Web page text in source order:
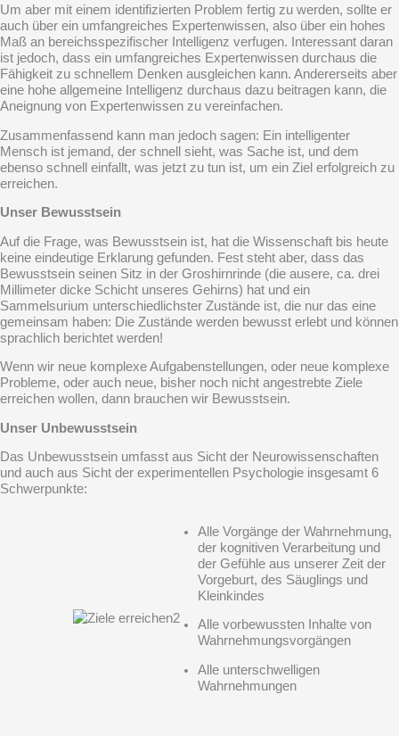
Um aber mit einem identifizierten Problem fertig zu werden, sollte er
auch über ein umfangreiches Expertenwissen, also über ein hohes
Maß an bereichsspezifischer Intelligenz verfugen. Interessant daran
ist jedoch, dass ein umfangreiches Expertenwissen durchaus die
Fähigkeit zu schnellem Denken ausgleichen kann. Andererseits aber
eine hohe allgemeine Intelligenz durchaus dazu beitragen kann, die
Aneignung von Expertenwissen zu vereinfachen.
Zusammenfassend kann man jedoch sagen: Ein intelligenter
Mensch ist jemand, der schnell sieht, was Sache ist, und dem
ebenso schnell einfallt, was jetzt zu tun ist, um ein Ziel erfolgreich zu
erreichen.
Unser Bewusstsein
Auf die Frage, was Bewusstsein ist, hat die Wissenschaft bis heute
keine eindeutige Erklarung gefunden. Fest steht aber, dass das
Bewusstsein seinen Sitz in der Groshirnrinde (die ausere, ca. drei
Millimeter dicke Schicht unseres Gehirns) hat und ein
Sammelsurium unterschiedlichster Zustände ist, die nur das eine
gemeinsam haben: Die Zustände werden bewusst erlebt und können
sprachlich berichtet werden!
Wenn wir neue komplexe Aufgabenstellungen, oder neue komplexe
Probleme, oder auch neue, bisher noch nicht angestrebte Ziele
erreichen wollen, dann brauchen wir Bewusstsein.
Unser Unbewusstsein
Das Unbewusstsein umfasst aus Sicht der Neurowissenschaften
und auch aus Sicht der experimentellen Psychologie insgesamt 6
Schwerpunkte:
Alle Vorgänge der Wahrnehmung,
der kognitiven Verarbeitung und
der Gefühle aus unserer Zeit der
Vorgeburt, des Säuglings und
Kleinkindes
Alle vorbewussten Inhalte von
Wahrnehmungsvorgängen
Alle unterschwelligen
Wahrnehmungen